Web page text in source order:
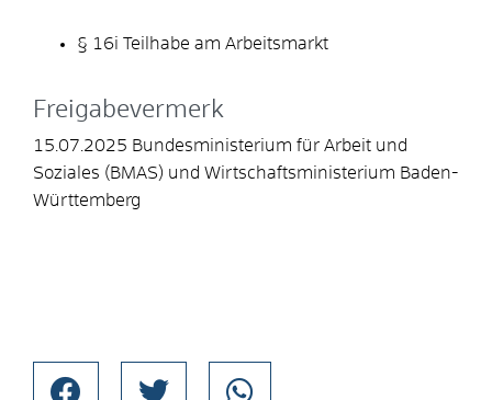
§ 16i Teilhabe am Arbeitsmarkt
Freigabevermerk
15.07.2025 Bundesministerium für Arbeit und
Soziales (BMAS) und Wirtschaftsministerium Baden-
Württemberg